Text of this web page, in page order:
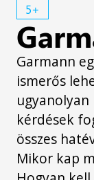
5+
Garmann
ismerős
kérdések
összes
Mikor kap